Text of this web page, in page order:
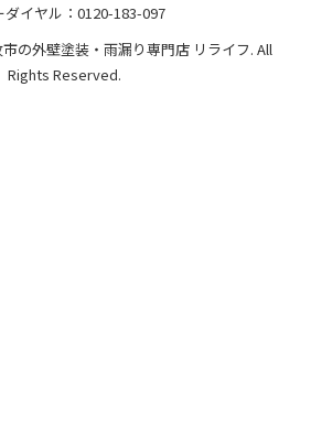
ダイヤル：0120-183-097
の外壁塗装・雨漏り専門店 リライフ. All
Rights Reserved.